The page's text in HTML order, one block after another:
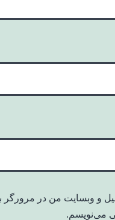
و وبسایت من در مرورگر
می‌نویسم.